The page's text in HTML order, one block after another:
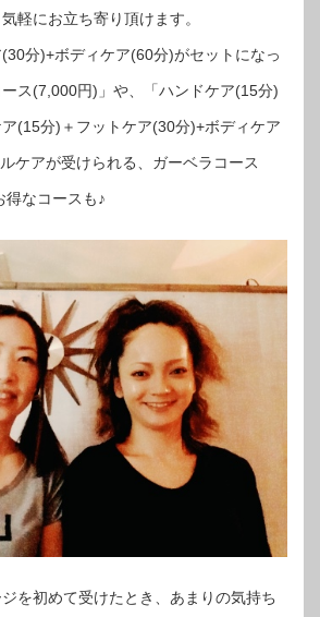
軽にお立ち寄り頂けます。
分)+ボディケア(60分)がセットになっ
ス(7,000円)」や、「ハンドケア(15分)
(15分)＋フットケア(30分)+ボディケア
ケアが受けられる、ガーベラコース
得なコースも♪
ジを初めて受けたとき、あまりの気持ち